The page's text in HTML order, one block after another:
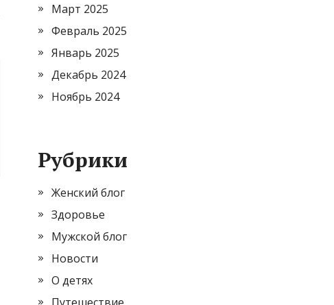
Март 2025
Февраль 2025
Январь 2025
Декабрь 2024
Ноябрь 2024
Рубрики
Женский блог
Здоровье
Мужской блог
Новости
О детях
Путешествие